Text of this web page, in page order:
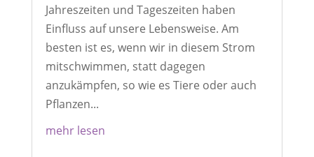
Jahreszeiten und Tageszeiten haben
Einfluss auf unsere Lebensweise. Am
besten ist es, wenn wir in diesem Strom
mitschwimmen, statt dagegen
anzukämpfen, so wie es Tiere oder auch
Pflanzen...
mehr lesen